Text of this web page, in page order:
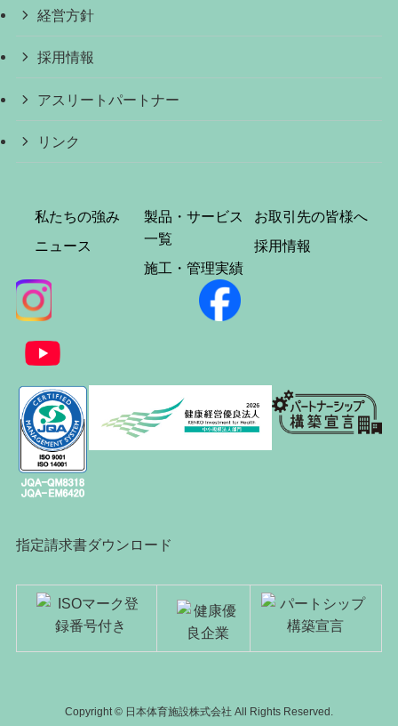
経営方針
採用情報
アスリートパートナー
リンク
私たちの強み
ニュース
製品・サービス
一覧
施工・管理実績
お取引先の皆様へ
採用情報
指定請求書ダウンロード
Copyright © 日本体育施設株式会社 All Rights Reserved.